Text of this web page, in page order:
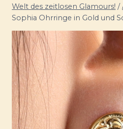
Welt des zeitlosen Glamours! /
Sophia Ohrringe in Gold und